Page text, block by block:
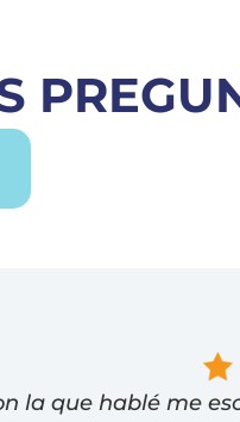
la que hablé me